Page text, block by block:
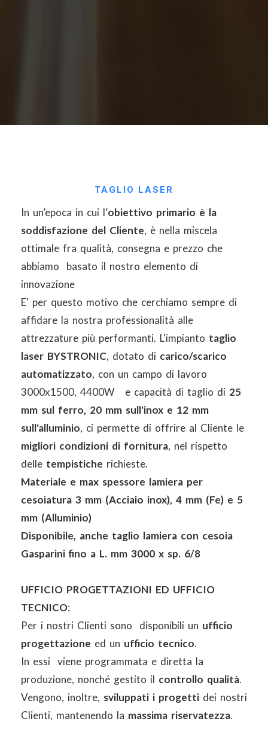
TAGLIO LASER
In un’epoca in cui l’obiettivo primario è la
soddisfazione del Cliente, è nella miscela
ottimale fra qualità, consegna e prezzo che
abbiamo basato il nostro elemento di
innovazione
E' per questo motivo che cerchiamo sempre di
affidare la nostra professionalità alle
attrezzature più performanti. L'impianto taglio
laser BYSTRONIC, dotato di carico/scarico
automatizzato, con un campo di lavoro
3000x1500, 4400W e capacità di taglio di 25
mm sul ferro, 20 mm sull'inox e 12 mm
sull'alluminio, ci permette di offrire al Cliente le
migliori condizioni di fornitura, nel rispetto
delle tempistiche richieste.
Materiale e max spessore lamiera per
cesoiatura 3 mm (Acciaio inox), 4 mm (Fe) e 5
mm (Alluminio)
Disponibile, anche taglio lamiera con cesoia
Gasparini fino a L. mm 3000 x sp. 6/8
UFFICIO PROGETTAZIONI ED UFFICIO
TECNICO:
Per i nostri Clienti sono disponibili un ufficio
progettazione ed un ufficio tecnico.
In essi viene programmata e diretta la
produzione, nonché gestito il controllo qualità.
Vengono, inoltre, sviluppati i progetti dei nostri
Clienti, mantenendo la massima riservatezza.